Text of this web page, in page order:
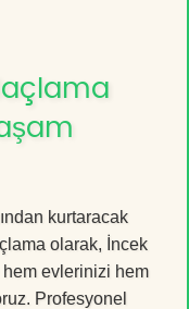
kurtaracak
olarak, İncek
evlerinizi hem
Profesyonel